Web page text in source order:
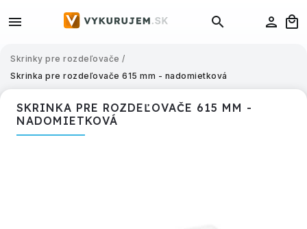
Skrinky pre rozdeľovače /
Skrinka pre rozdeľovače 615 mm - nadomietková
SKRINKA PRE ROZDEĽOVAČE 615 MM -
NADOMIETKOVÁ